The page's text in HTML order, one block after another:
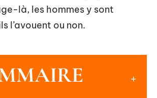
là, les hommes y sont
l’avouent ou non.